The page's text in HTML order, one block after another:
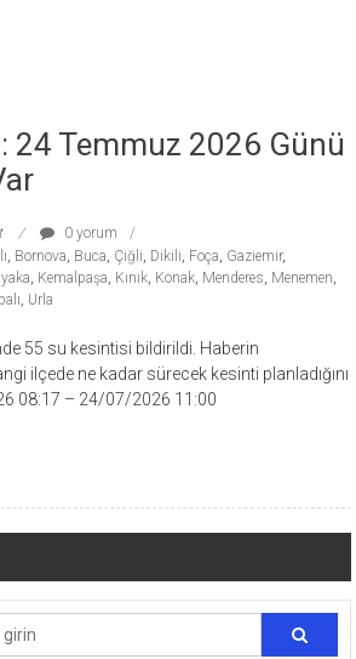
24 Temmuz 2026 Günü
0 yorum
, Bornova, Buca, Çiğli, Dikili, Foça, Gaziemir,
, Kemalpaşa, Kınık, Konak, Menderes, Menemen,
, Urla
55 su kesintisi bildirildi. Haberin
ilçede ne kadar sürecek kesinti planladığını
08:17 – 24/07/2026 11:00